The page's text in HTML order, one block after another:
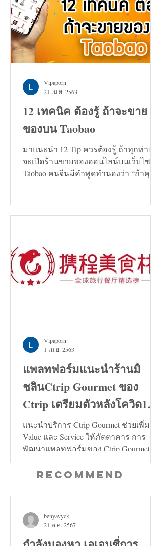
12 เทคนิค ต้องรู้ ถ้าจะขาย
ของบน Taobao
มาแนะนำ 12 Tip ควรต้องรู้ ถ้าทุกท่าน
จะเปิดร้านขายของออนไลน์บนเว็บไซต์
Taobao คนจีนมีคำพูดทำนองว่า “ถ้าคุณ
Vipaporn
21 เม.ย. 2563
แพลทฟอร์มแนะนำร้านมิ
ชลินCtrip Gourmet ของ
Ctrip เตรียมตัวหลังโควิด19
คลี่คลาย
แนะนำบริการ Ctrip Gourmet ช่วยเพิ่ม
Value และ Service ให้ภัตตาคาร การ
พัฒนาแพลทฟอร์มของ Ctrip Gourmet จะ
ช่วยเพิ่มทั้งในด้าน Value และ...
Vipaporn
1 เม.ย. 2563
Recommend
benyavyck
21 ต.ค. 2567